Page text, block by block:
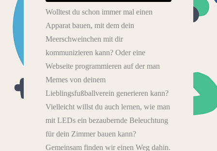
Wolltest du schon immer mal einen
Apparat bauen, mit dem dein
Meerschweinchen mit dir
kommunizieren kann? Oder eine
Webseite programmieren auf der man
Memes von deinem
Lieblingsfußballverein generieren kann?
Vielleicht willst du auch lernen, wie man
mit LEDs ein bezaubernde Beleuchtung
für dein Zimmer bauen kann?
Gemeinsam finden wir einen Weg dahin.